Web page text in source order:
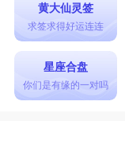
黄大仙灵签
求签求得好运连连
星座合盘
你们是有缘的一对吗